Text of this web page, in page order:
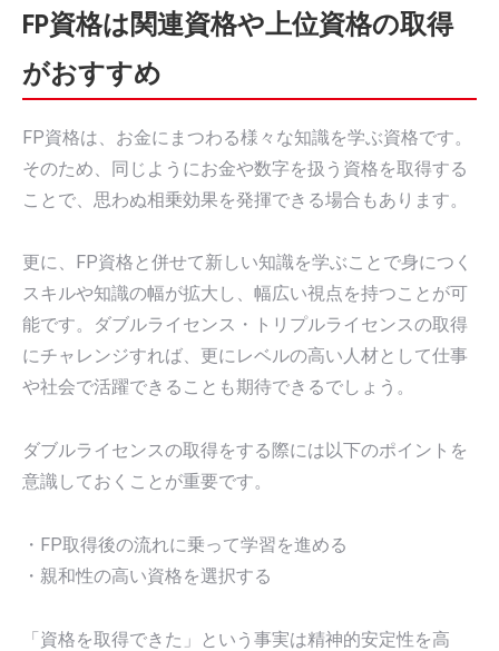
FP資格は関連資格や上位資格の取得
がおすすめ
FP資格は、お金にまつわる様々な知識を学ぶ資格です。
そのため、同じようにお金や数字を扱う資格を取得する
ことで、思わぬ相乗効果を発揮できる場合もあります。
更に、FP資格と併せて新しい知識を学ぶことで身につく
スキルや知識の幅が拡大し、幅広い視点を持つことが可
能です。ダブルライセンス・トリプルライセンスの取得
にチャレンジすれば、更にレベルの高い人材として仕事
や社会で活躍できることも期待できるでしょう。
ダブルライセンスの取得をする際には以下のポイントを
意識しておくことが重要です。
・FP取得後の流れに乗って学習を進める
・親和性の高い資格を選択する
「資格を取得できた」という事実は精神的安定性を高